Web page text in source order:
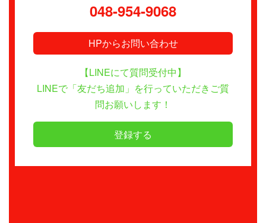
048-954-9068
HPからお問い合わせ
【LINEにて質問受付中】
LINEで「友だち追加」を行っていただきご質
問お願いします！
登録する